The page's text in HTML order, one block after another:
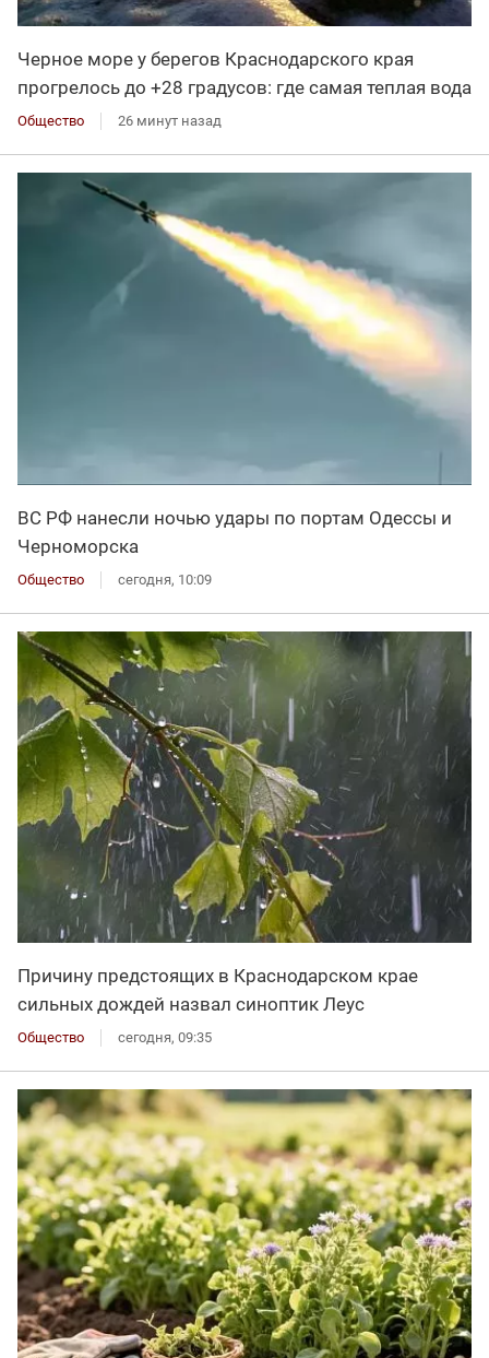
Черное море у берегов Краснодарского края
прогрелось до +28 градусов: где самая теплая вода
Общество 26 минут назад
ВС РФ нанесли ночью удары по портам Одессы и
Черноморска
Общество сегодня, 10:09
Причину предстоящих в Краснодарском крае
сильных дождей назвал синоптик Леус
Общество сегодня, 09:35